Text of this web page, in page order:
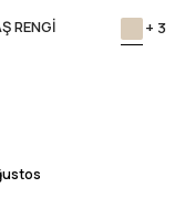
RENGİ + 3